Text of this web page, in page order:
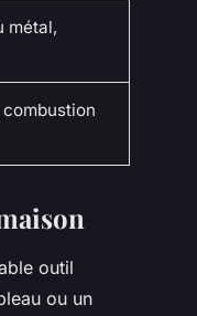
métal,
outil
ou un